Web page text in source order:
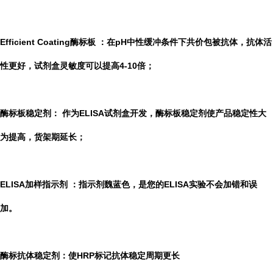
Efficient Coating酶标板 ：在pH中性缓冲条件下共价包被抗体，抗体活
性更好，试剂盒灵敏度可以提高4-10倍；
酶标板稳定剂： 作为ELISA试剂盒开发，酶标板稳定剂使产品稳定性大
为提高，货架期延长；
ELISA加样指示剂 ：指示剂魏蓝色，是您的ELISA实验不会加错和误
加。
酶标抗体稳定剂：使HRP标记抗体稳定周期更长